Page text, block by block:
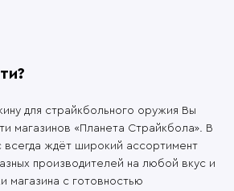
для страйкбольного оружия Вы
магазинов «Планета Страйкбола». В
всегда ждёт широкий ассортимент
производителей на любой вкус и
магазина с готовностью